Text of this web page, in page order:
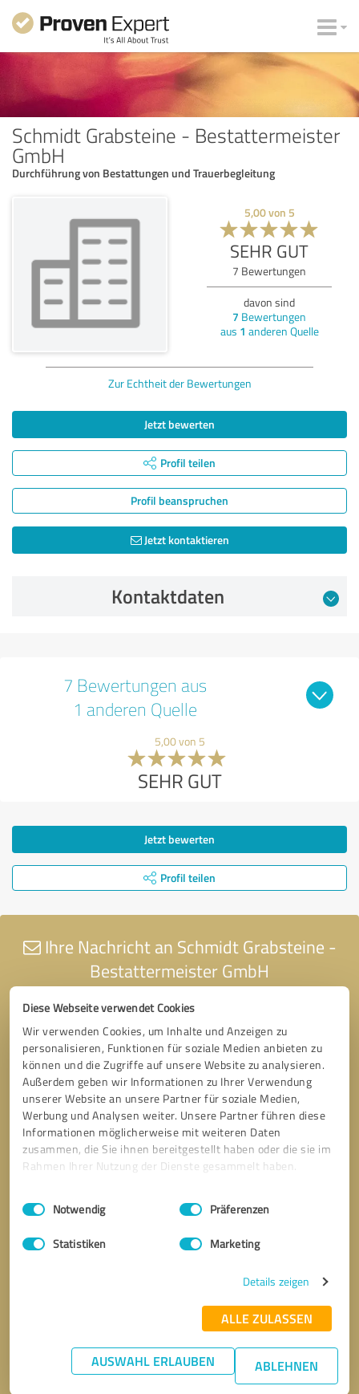
Diese Webseite verwendet Cookies
Wir verwenden Cookies, um Inhalte und Anzeigen zu
personalisieren, Funktionen für soziale Medien anbieten zu
können und die Zugriffe auf unsere Website zu analysieren.
Außerdem geben wir Informationen zu Ihrer Verwendung
unserer Website an unsere Partner für soziale Medien,
Werbung und Analysen weiter. Unsere Partner führen diese
Informationen möglicherweise mit weiteren Daten
zusammen, die Sie ihnen bereitgestellt haben oder die sie im
Rahmen Ihrer Nutzung der Dienste gesammelt haben.
Impressum Datenschutzbestimmungen
Einwilligungsauswahl
Notwendig Präferenzen
Statistiken Marketing
Details zeigen
ALLE ZULASSEN
AUSWAHL ERLAUBEN ABLEHNEN
Schmidt Grabsteine - Bestattermeister
GmbH
Durchführung von Bestattungen und Trauerbegleitung
5,00von 5
SEHR GUT
7 Bewertungen
davon sind
7 Bewertungen
aus 1 anderen Quelle
Zur Echtheit der Bewertungen
Jetzt bewerten
Profil teilen
Profil beanspruchen
Jetzt kontaktieren
Kontaktdaten
7 Bewertungen aus
1 anderen Quelle
5,00 von 5
SEHR GUT
Jetzt bewerten
Profil teilen
Ihre Nachricht an Schmidt Grabsteine -
Bestattermeister GmbH
* Erforderliche Angaben
Nachricht senden